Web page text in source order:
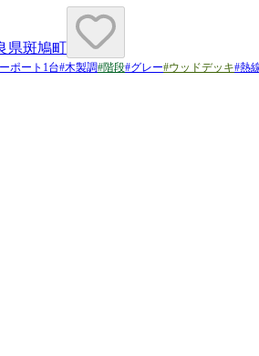
県斑鳩町
ポート1台#木製調#階段#グレー#ウッドデッキ#熱